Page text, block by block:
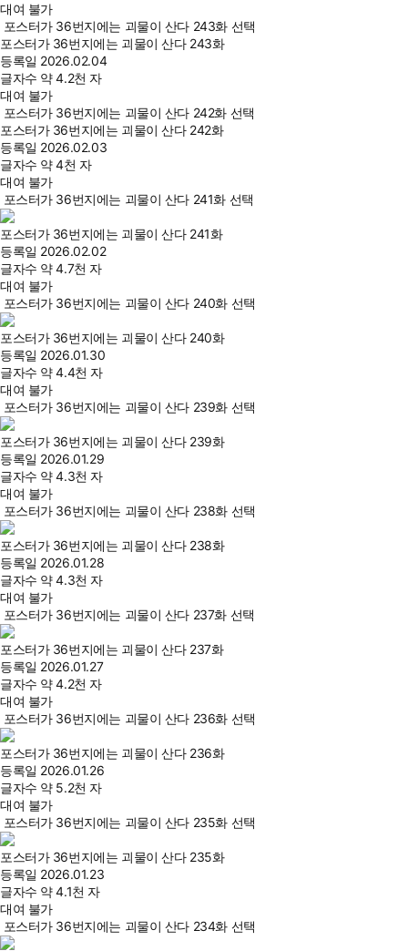
대여 불가
포스터가 36번지에는 괴물이 산다 243화 선택
포스터가 36번지에는 괴물이 산다 243화
등록일 2026.02.04
글자수 약 4.2천 자
대여 불가
포스터가 36번지에는 괴물이 산다 242화 선택
포스터가 36번지에는 괴물이 산다 242화
등록일 2026.02.03
글자수 약 4천 자
대여 불가
포스터가 36번지에는 괴물이 산다 241화 선택
포스터가 36번지에는 괴물이 산다 241화
등록일 2026.02.02
글자수 약 4.7천 자
대여 불가
포스터가 36번지에는 괴물이 산다 240화 선택
포스터가 36번지에는 괴물이 산다 240화
등록일 2026.01.30
글자수 약 4.4천 자
대여 불가
포스터가 36번지에는 괴물이 산다 239화 선택
포스터가 36번지에는 괴물이 산다 239화
등록일 2026.01.29
글자수 약 4.3천 자
대여 불가
포스터가 36번지에는 괴물이 산다 238화 선택
포스터가 36번지에는 괴물이 산다 238화
등록일 2026.01.28
글자수 약 4.3천 자
대여 불가
포스터가 36번지에는 괴물이 산다 237화 선택
포스터가 36번지에는 괴물이 산다 237화
등록일 2026.01.27
글자수 약 4.2천 자
대여 불가
포스터가 36번지에는 괴물이 산다 236화 선택
포스터가 36번지에는 괴물이 산다 236화
등록일 2026.01.26
글자수 약 5.2천 자
대여 불가
포스터가 36번지에는 괴물이 산다 235화 선택
포스터가 36번지에는 괴물이 산다 235화
등록일 2026.01.23
글자수 약 4.1천 자
대여 불가
포스터가 36번지에는 괴물이 산다 234화 선택